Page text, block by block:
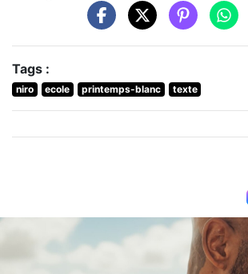
Tags :
niro ecole printemps-blanc texte